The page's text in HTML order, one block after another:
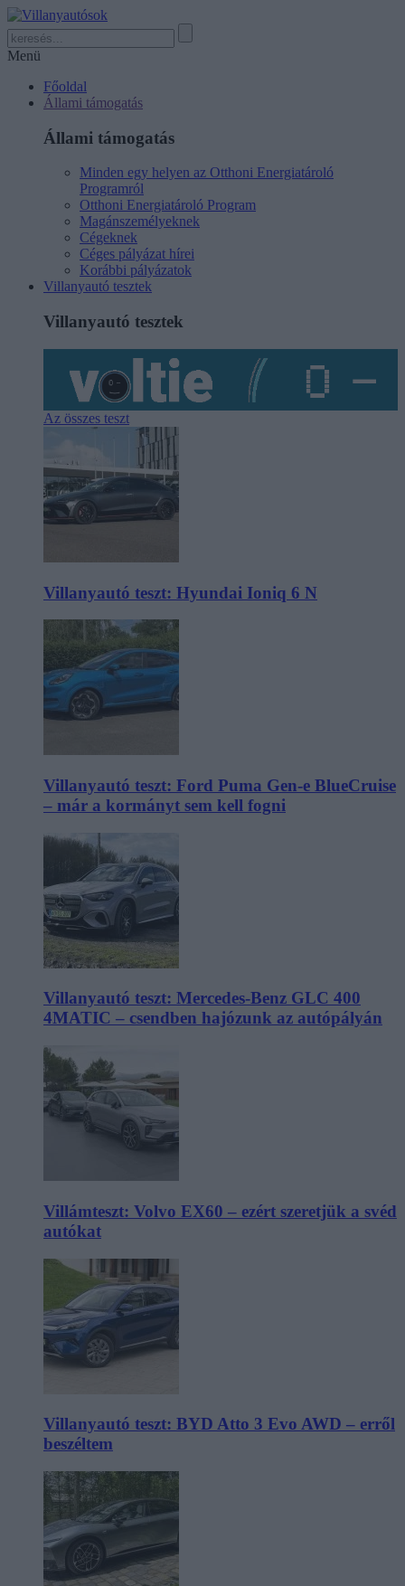
Menü
Főoldal
Állami támogatás
Állami támogatás
Minden egy helyen az Otthoni Energiatároló
Programról
Otthoni Energiatároló Program
Magánszemélyeknek
Cégeknek
Céges pályázat hírei
Korábbi pályázatok
Villanyautó tesztek
Villanyautó tesztek
Az összes teszt
Villanyautó teszt: Hyundai Ioniq 6 N
Villanyautó teszt: Ford Puma Gen-e BlueCruise
– már a kormányt sem kell fogni
Villanyautó teszt: Mercedes-Benz GLC 400
4MATIC – csendben hajózunk az autópályán
Villámteszt: Volvo EX60 – ezért szeretjük a svéd
autókat
Villanyautó teszt: BYD Atto 3 Evo AWD – erről
beszéltem